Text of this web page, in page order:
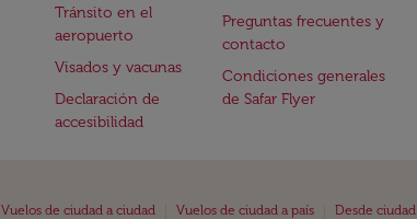
Tránsito en el
aeropuerto
Visados y vacunas
Declaración de
accesibilidad
Preguntas frecuentes y
contacto
Condiciones generales
de Safar Flyer
Vuelos de ciudad a ciudad Vuelos de ciudad a país Desde ciudad